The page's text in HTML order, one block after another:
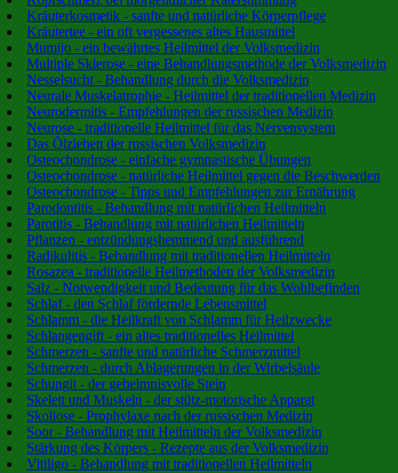
Kräuterkosmetik - sanfte und natürliche Körperpflege
Kräutertee - ein oft vergessenes altes Hausmittel
Mumijo - ein bewährtes Heilmittel der Volksmedizin
Multiple Sklerose - eine Behandlungsmethode der Volksmedizin
Nesselsucht - Behandlung durch die Volksmedizin
Neurale Muskelatrophie - Heilmittel der traditionellen Medizin
Neurodermitis - Empfehlungen der russischen Medizin
Neurose - traditionelle Heilmittel für das Nervensystem
Das Ölziehen der russischen Volksmedizin
Osteochondrose - einfache gymnastische Übungen
Osteochondrose - natürliche Heilmittel gegen die Beschwerden
Osteochondrose - Tipps und Empfehlungen zur Ernährung
Parodontitis - Behandlung mit natürlichen Heilmitteln
Parotitis - Behandlung mit natürlichen Heilmitteln
Pflanzen - entzündungshemmend und ausführend
Radikulitis - Behandlung mit traditionellen Heilmitteln
Rosazea - traditionelle Heilmethoden der Volksmedizin
Salz - Notwendigkeit und Bedeutung für das Wohlbefinden
Schlaf - den Schlaf fördernde Lebensmittel
Schlamm - die Heilkraft von Schlamm für Heilzwecke
Schlangengift - ein altes traditionelles Heilmittel
Schmerzen - sanfte und natürliche Schmerzmittel
Schmerzen - durch Ablagerungen in der Wirbelsäule
Schungit - der geheimnisvolle Stein
Skelett und Muskeln - der stütz-motorische Apparat
Skoliose - Prophylaxe nach der russischen Medizin
Soor - Behandlung mit Heilmitteln der Volksmedizin
Stärkung des Körpers - Rezepte aus der Volksmedizin
Vitiligo - Behandlung mit traditionellen Heilmitteln